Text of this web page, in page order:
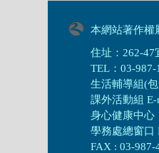
本網站著作權
住址：262-47
TEL：03-
生活輔導組(
課外活動組 E-
身心健康中心
學務處總窗口
FAX : 03-987-